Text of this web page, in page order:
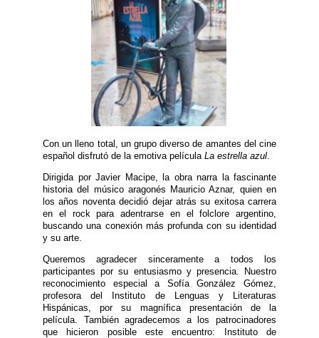
Con un lleno total, un grupo diverso de amantes del cine
español disfrutó de la emotiva película La estrella azul.
Dirigida por Javier Macipe, la obra narra la fascinante
historia del músico aragonés Mauricio Aznar, quien en
los años noventa decidió dejar atrás su exitosa carrera
en el rock para adentrarse en el folclore argentino,
buscando una conexión más profunda con su identidad
y su arte.
Queremos agradecer sinceramente a todos los
participantes por su entusiasmo y presencia. Nuestro
reconocimiento especial a Sofía González Gómez,
profesora del Instituto de Lenguas y Literaturas
Hispánicas, por su magnífica presentación de la
película. También agradecemos a los patrocinadores
que hicieron posible este encuentro: Instituto de